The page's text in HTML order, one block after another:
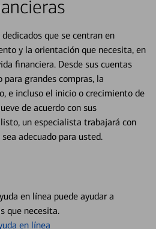
que se centran en
y la orientación que necesita, en
financiera. Desde sus cuentas
para grandes compras, la
e incluso el inicio o crecimiento de
de acuerdo con sus
un especialista trabajará con
adecuado para usted.
en línea puede ayudar a
que necesita.
en línea